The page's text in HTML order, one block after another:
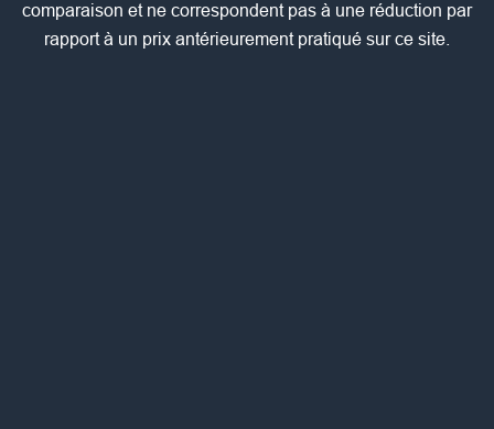
comparaison et ne correspondent pas à une réduction par
rapport à un prix antérieurement pratiqué sur ce site.